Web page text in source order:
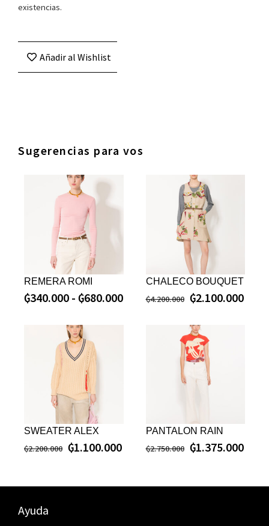
existencias.
Añadir al Wishlist
Sugerencias para vos
REMERA ROMI
₲340.000 - ₲680.000
CHALECO BOUQUET
₲4.200.000 ₲2.100.000
SWEATER ALEX
₲2.200.000 ₲1.100.000
PANTALON RAIN
₲2.750.000 ₲1.375.000
Ayuda